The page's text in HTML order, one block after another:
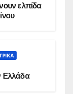
ελπίδα
Ελλάδα